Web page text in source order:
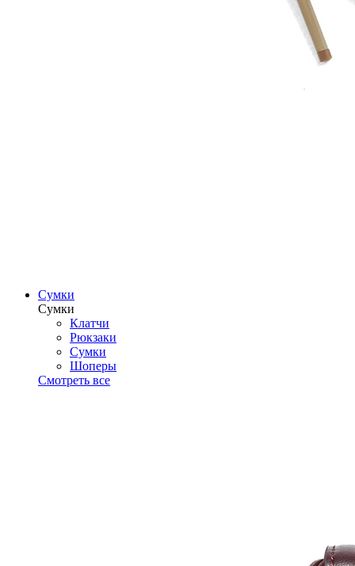
Сумки
Сумки
Клатчи
Рюкзаки
Сумки
Шоперы
Смотреть все